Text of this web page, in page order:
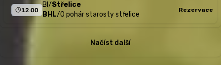
12:00
BI /Střelice
BHL/O pohár starosty střelice
Rezervace
Načíst další